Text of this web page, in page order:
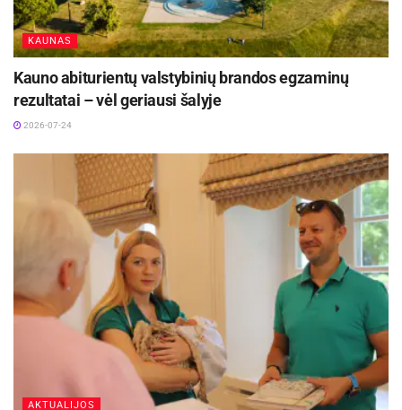
KAUNAS
Kauno abiturientų valstybinių brandos egzaminų
rezultatai – vėl geriausi šalyje
2026-07-24
AKTUALIJOS